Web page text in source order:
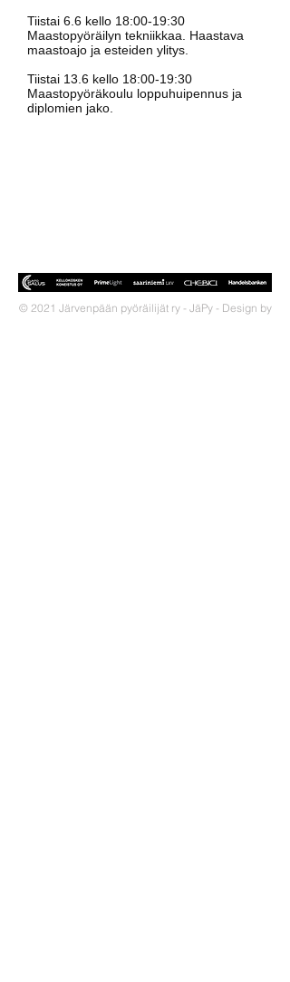
Tiistai 6.6 kello 18:00-19:30
Maastopyöräilyn tekniikkaa. Haastava
maastoajo ja esteiden ylitys.
Tiistai 13.6 kello 18:00-19:30
Maastopyöräkoulu loppuhuipennus ja
diplomien jako.
© 2021 Järvenpään pyöräilijät ry - JäPy - Design by